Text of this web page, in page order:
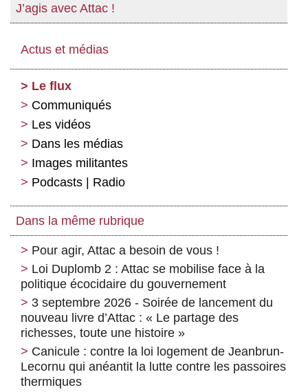
J’agis avec Attac !
Actus et médias
Le flux
Communiqués
Les vidéos
Dans les médias
Images militantes
Podcasts | Radio
Dans la même rubrique
Pour agir, Attac a besoin de vous !
Loi Duplomb 2 : Attac se mobilise face à la
politique écocidaire du gouvernement
3 septembre 2026 - Soirée de lancement du
nouveau livre d’Attac : « Le partage des
richesses, toute une histoire »
Canicule : contre la loi logement de Jeanbrun-
Lecornu qui anéantit la lutte contre les passoires
thermiques